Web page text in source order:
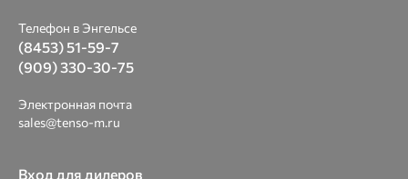
Телефон в Энгельсе
(8453) 51-59-7
(909) 330-30-75
Электронная почта
sales@tenso-m.ru
Вход для дилеров